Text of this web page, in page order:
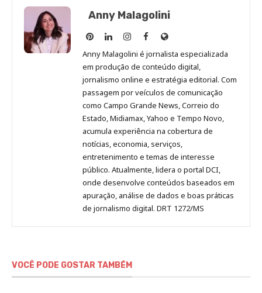
Anny Malagolini
Anny
Malagolini
no
Pinterest
Anny
Malagolini
no
LinkedIn
Anny
Malagolini
no
Instagram
Anny
Malagolini
no
Facebook
Site
de
Anny
Malagolini
Anny Malagolini é jornalista especializada
em produção de conteúdo digital,
jornalismo online e estratégia editorial. Com
passagem por veículos de comunicação
como Campo Grande News, Correio do
Estado, Midiamax, Yahoo e Tempo Novo,
acumula experiência na cobertura de
notícias, economia, serviços,
entretenimento e temas de interesse
público. Atualmente, lidera o portal DCI,
onde desenvolve conteúdos baseados em
apuração, análise de dados e boas práticas
de jornalismo digital. DRT 1272/MS
VOCÊ PODE GOSTAR TAMBÉM